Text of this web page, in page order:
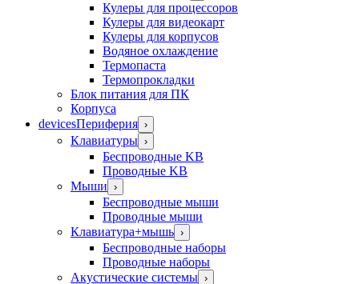
Кулеры для процессоров
Кулеры для видеокарт
Кулеры для корпусов
Водяное охлаждение
Термопаста
Термопрокладки
Блок питания для ПК
Корпуса
devicesПериферия ›
Клавиатуры ›
Беспроводные KB
Проводные KB
Мыши ›
Беспроводные мыши
Проводные мыши
Клавиатура+мышь ›
Беспроводные наборы
Проводные наборы
Акустические системы ›